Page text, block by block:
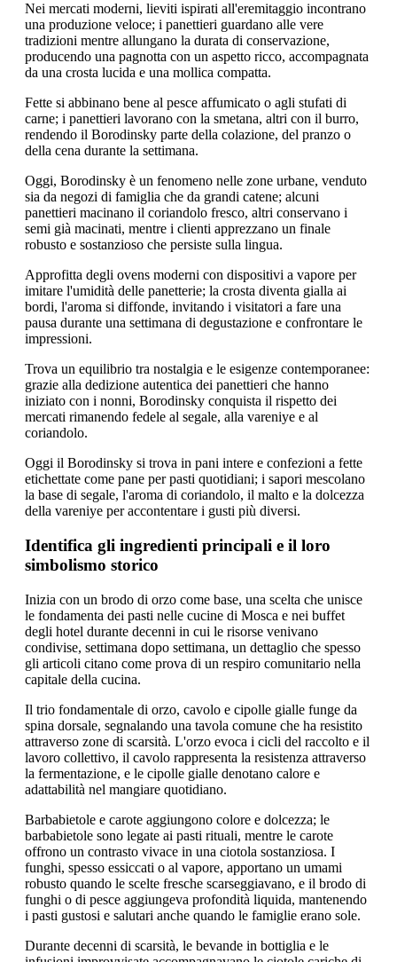
Nei mercati moderni, lieviti ispirati all'eremitaggio incontrano
una produzione veloce; i panettieri guardano alle vere
tradizioni mentre allungano la durata di conservazione,
producendo una pagnotta con un aspetto ricco, accompagnata
da una crosta lucida e una mollica compatta.
Fette si abbinano bene al pesce affumicato o agli stufati di
carne; i panettieri lavorano con la smetana, altri con il burro,
rendendo il Borodinsky parte della colazione, del pranzo o
della cena durante la settimana.
Oggi, Borodinsky è un fenomeno nelle zone urbane, venduto
sia da negozi di famiglia che da grandi catene; alcuni
panettieri macinano il coriandolo fresco, altri conservano i
semi già macinati, mentre i clienti apprezzano un finale
robusto e sostanzioso che persiste sulla lingua.
Approfitta degli ovens moderni con dispositivi a vapore per
imitare l'umidità delle panetterie; la crosta diventa gialla ai
bordi, l'aroma si diffonde, invitando i visitatori a fare una
pausa durante una settimana di degustazione e confrontare le
impressioni.
Trova un equilibrio tra nostalgia e le esigenze contemporanee:
grazie alla dedizione autentica dei panettieri che hanno
iniziato con i nonni, Borodinsky conquista il rispetto dei
mercati rimanendo fedele al segale, alla vareniye e al
coriandolo.
Oggi il Borodinsky si trova in pani intere e confezioni a fette
etichettate come pane per pasti quotidiani; i sapori mescolano
la base di segale, l'aroma di coriandolo, il malto e la dolcezza
della vareniye per accontentare i gusti più diversi.
Identifica gli ingredienti principali e il loro
simbolismo storico
Inizia con un brodo di orzo come base, una scelta che unisce
le fondamenta dei pasti nelle cucine di Mosca e nei buffet
degli hotel durante decenni in cui le risorse venivano
condivise, settimana dopo settimana, un dettaglio che spesso
gli articoli citano come prova di un respiro comunitario nella
capitale della cucina.
Il trio fondamentale di orzo, cavolo e cipolle gialle funge da
spina dorsale, segnalando una tavola comune che ha resistito
attraverso zone di scarsità. L'orzo evoca i cicli del raccolto e il
lavoro collettivo, il cavolo rappresenta la resistenza attraverso
la fermentazione, e le cipolle gialle denotano calore e
adattabilità nel mangiare quotidiano.
Barbabietole e carote aggiungono colore e dolcezza; le
barbabietole sono legate ai pasti rituali, mentre le carote
offrono un contrasto vivace in una ciotola sostanziosa. I
funghi, spesso essiccati o al vapore, apportano un umami
robusto quando le scelte fresche scarseggiavano, e il brodo di
funghi o di pesce aggiungeva profondità liquida, mantenendo
i pasti gustosi e salutari anche quando le famiglie erano sole.
Durante decenni di scarsità, le bevande in bottiglia e le